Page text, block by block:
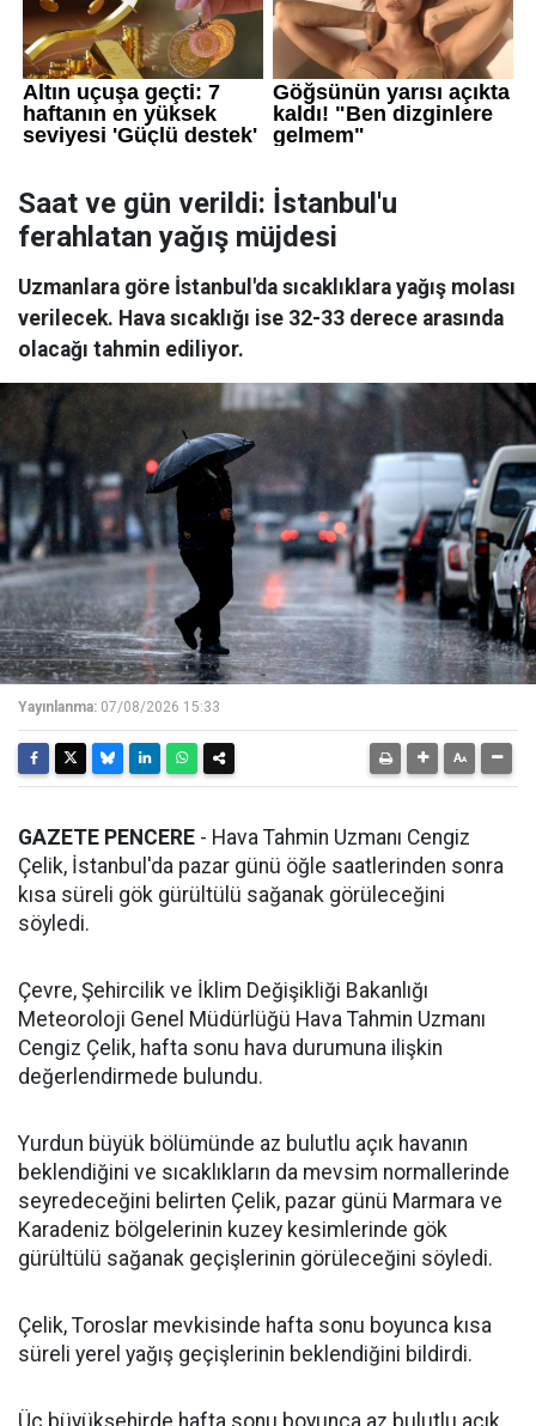
Saat ve gün verildi: İstanbul'u
ferahlatan yağış müjdesi
Uzmanlara göre İstanbul'da sıcaklıklara yağış molası
verilecek. Hava sıcaklığı ise 32-33 derece arasında
olacağı tahmin ediliyor.
Yayınlanma: 07/08/2026 15:33
GAZETE PENCERE - Hava Tahmin Uzmanı Cengiz
Çelik, İstanbul'da pazar günü öğle saatlerinden sonra
kısa süreli gök gürültülü sağanak görüleceğini
söyledi.
Çevre, Şehircilik ve İklim Değişikliği Bakanlığı
Meteoroloji Genel Müdürlüğü Hava Tahmin Uzmanı
Cengiz Çelik, hafta sonu hava durumuna ilişkin
değerlendirmede bulundu.
Yurdun büyük bölümünde az bulutlu açık havanın
beklendiğini ve sıcaklıkların da mevsim normallerinde
seyredeceğini belirten Çelik, pazar günü Marmara ve
Karadeniz bölgelerinin kuzey kesimlerinde gök
gürültülü sağanak geçişlerinin görüleceğini söyledi.
Çelik, Toroslar mevkisinde hafta sonu boyunca kısa
süreli yerel yağış geçişlerinin beklendiğini bildirdi.